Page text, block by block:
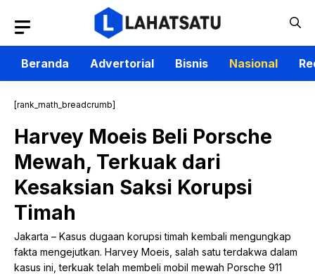
isi
Beranda
Advertorial Bisnis Nasional
[rank_math_breadcrumb]
Harvey Moeis Beli Porsche
Mewah, Terkuak dari
Kesaksian Saksi Korupsi
Timah
Jakarta – Kasus dugaan korupsi timah kembali mengungkap
fakta mengejutkan. Harvey Moeis, salah satu terdakwa dalam
kasus ini, terkuak telah membeli mobil mewah Porsche 911